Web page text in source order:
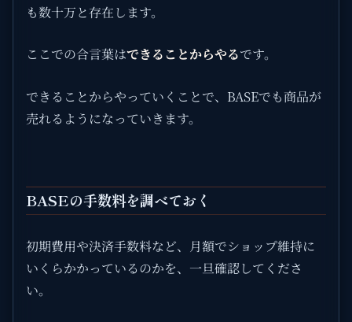
も数十万と存在します。
ここでの合言葉はできることからやるです。
できることからやっていくことで、BASEでも商品が
売れるようになっていきます。
BASEの手数料を調べておく
初期費用や決済手数料など、月額でショップ維持に
いくらかかっているのかを、一旦確認してくださ
い。